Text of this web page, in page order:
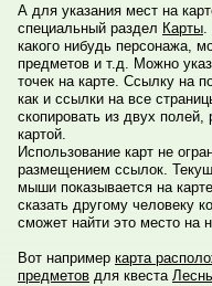
А для указания мест на
специальный раздел Карты
какого нибудь персонажа,
предметов и т.д. Можно
точек на карте. Ссылку на
как и ссылки на все
скопировать из двух
картой.
Использование карт не
размещением ссылок.
мыши показывается на
сказать другому человеку
сможет найти это место на
Вот например карта
предметов для квеста